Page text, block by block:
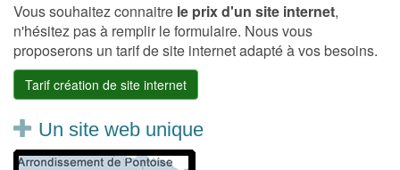
Vous souhaitez connaitre le prix d'un site internet,
n'hésitez pas à remplir le formulaire. Nous vous
proposerons un tarif de site internet adapté à vos besoins.
Tarif création de site internet
Un site web unique